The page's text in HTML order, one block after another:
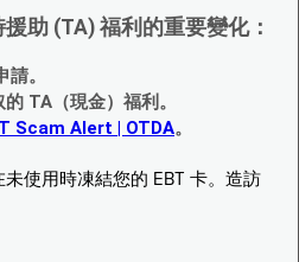
助 (TA) 福利的重要變化：
。
TA（現金）福利。
Scam Alert | OTDA。
使用時凍結您的 EBT 卡。造訪